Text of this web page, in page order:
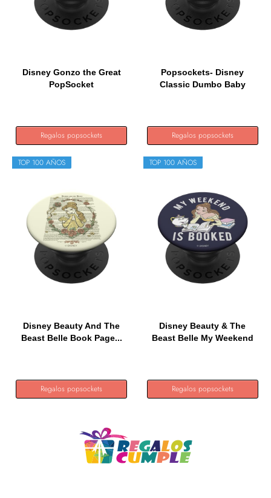
Disney Gonzo the Great
PopSocket
Regalos popsockets
Popsockets- Disney
Classic Dumbo Baby
Regalos popsockets
TOP 100 AÑOS
Disney Beauty And The
Beast Belle Book Page...
Regalos popsockets
TOP 100 AÑOS
Disney Beauty & The
Beast Belle My Weekend
Regalos popsockets